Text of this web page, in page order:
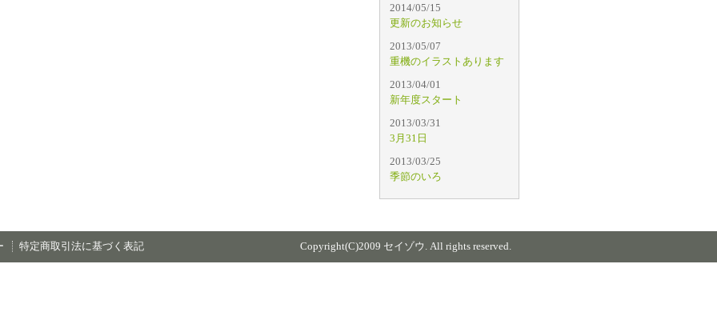
2014/05/15
更新のお知らせ
2013/05/07
重機のイラストあります
2013/04/01
新年度スタート
2013/03/31
3月31日
2013/03/25
季節のいろ
特定商取引法に基づく表記 Copyright(C)2009 セイゾウ. All rights reserved.